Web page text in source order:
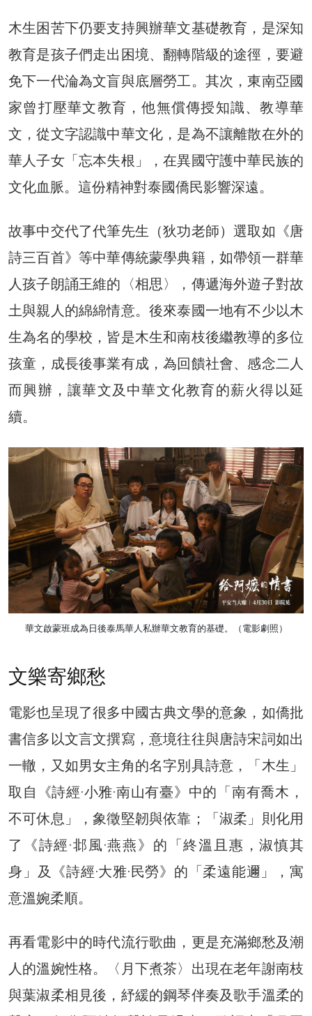
木生困苦下仍要支持興辦華文基礎教育，是深知
教育是孩子們走出困境、翻轉階級的途徑，要避
免下一代淪為文盲與底層勞工。其次，東南亞國
家曾打壓華文教育，他無償傳授知識、教導華
文，從文字認識中華文化，是為不讓離散在外的
華人子女「忘本失根」，在異國守護中華民族的
文化血脈。這份精神對泰國僑民影響深遠。
故事中交代了代筆先生（狄功老師）選取如《唐
詩三百首》等中華傳統蒙學典籍，如帶領一群華
人孩子朗誦王維的〈相思〉，傳遞海外遊子對故
土與親人的綿綿情意。後來泰國一地有不少以木
生為名的學校，皆是木生和南枝後繼教導的多位
孩童，成長後事業有成，為回饋社會、感念二人
而興辦，讓華文及中華文化教育的薪火得以延
續。
華文啟蒙班成為日後泰馬華人私辦華文教育的基礎。（電影劇照）
文樂寄鄉愁
電影也呈現了很多中國古典文學的意象，如僑批
書信多以文言文撰寫，意境往往與唐詩宋詞如出
一轍，又如男女主角的名字別具詩意，「木生」
取自《詩經·小雅·南山有臺》中的「南有喬木，
不可休息」，象徵堅韌與依靠；「淑柔」則化用
了《詩經·邶風·燕燕》的「終溫且惠，淑慎其
身」及《詩經·大雅·民勞》的「柔遠能邇」，寓
意溫婉柔順。
再看電影中的時代流行歌曲，更是充滿鄉愁及潮
人的溫婉性格。〈月下煮茶〉出現在老年謝南枝
與葉淑柔相見後，紓緩的鋼琴伴奏及歌手溫柔的